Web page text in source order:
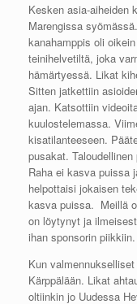
Kesken asia-aiheiden
Marengissa
kanahamppis oli
teinihelvetiltä, joka
hämärtyessä. Likat
Sitten jatkettiin
ajan. Katsottiin
kuulostelemassa.
kisatilanteeseen.
pusakat.
Raha ei kasva puissa
helpottaisi jokaisen
kasva puissa. Meillä
on löytynyt ja
ihan sponsorin
Kun
Kärppälään. Likat
oltiinkin jo Uudessa